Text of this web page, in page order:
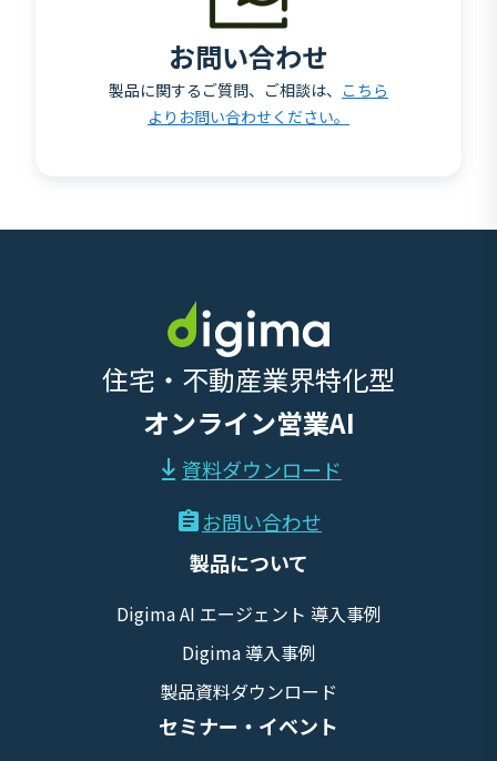
お問い合わせ
製品に関するご質問、ご相談は、 こちら
よりお問い合わせください。
住宅・不動産業界特化型
オンライン営業AI
資料ダウンロード
お問い合わせ
製品について
Digima AI エージェント 導入事例
Digima 導入事例
製品資料ダウンロード
セミナー・イベント